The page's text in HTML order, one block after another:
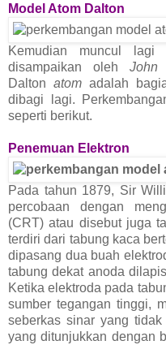
Model Atom Dalton
Kemudian muncul lagi
disampaikan oleh
Daltonatomadalah
dibagi lagi.
seperti berikut.
Penemuan Elektron
Pada tahun 1879, Sir
percobaan dengan
(CRT) atau disebut juga
terdiri dari tabung kaca
dipasang dua buah
tabung dekat anoda
Ketika elektroda pada
sumber tegangan tinggi,
seberkas sinar yang
yang ditunjukkan dengan